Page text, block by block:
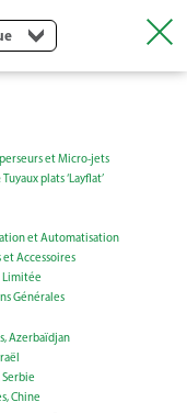
et Micro-jets
plats ‘Layflat’
et Automatisation
et Accessoires
Limitée
Générales
Azerbaïdjan
Chine